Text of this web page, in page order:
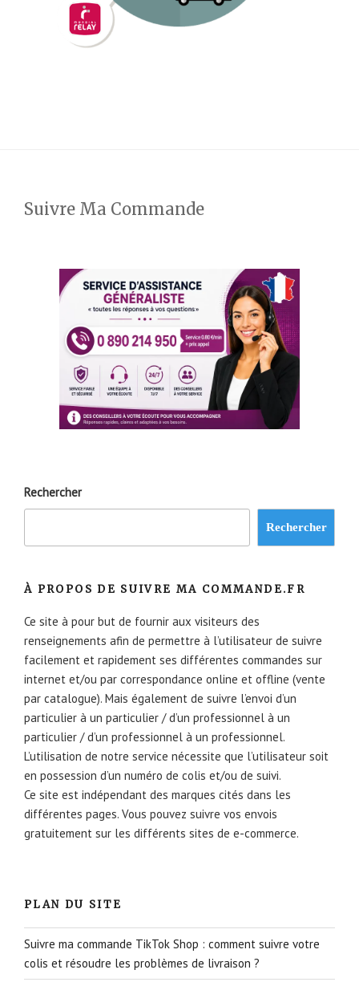
Suivre Ma Commande
Rechercher
Rechercher
À PROPOS DE SUIVRE MA COMMANDE.FR
Ce site à pour but de fournir aux visiteurs des
renseignements afin de permettre à l’utilisateur de suivre
facilement et rapidement ses différentes commandes sur
internet et/ou par correspondance online et offline (vente
par catalogue). Mais également de suivre l’envoi d’un
particulier à un particulier / d’un professionnel à un
particulier / d’un professionnel à un professionnel.
L’utilisation de notre service nécessite que l’utilisateur soit
en possession d’un numéro de colis et/ou de suivi.
Ce site est indépendant des marques cités dans les
différentes pages. Vous pouvez suivre vos envois
gratuitement sur les différents sites de e-commerce.
PLAN DU SITE
Suivre ma commande TikTok Shop : comment suivre votre
colis et résoudre les problèmes de livraison ?